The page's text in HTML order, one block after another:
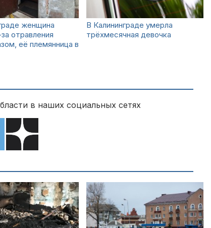
женщина
отравления
её племянница в
В Калининграде умерла
трёхмесячная девочка
в наших социальных сетях